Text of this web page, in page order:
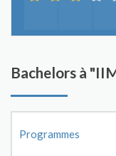
Bachelors à
Programmes